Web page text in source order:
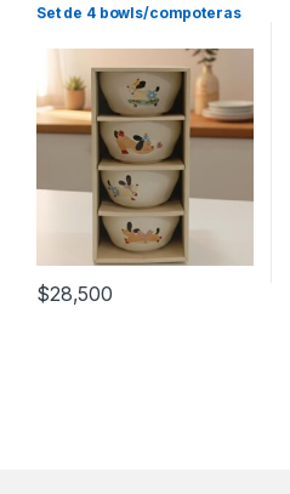
Set de 4 bowls/compoteras
$28,500